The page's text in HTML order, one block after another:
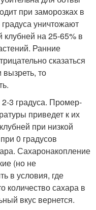
при заморозках в
уничтожают
на 25-65% в
Ранние
сказаться
то
3 градуса. Промер­
приведет к их
при низкой
0 градусов
Сахаронакопление
(но не
в условия, где
коли­чество сахара в
вкус вернется.